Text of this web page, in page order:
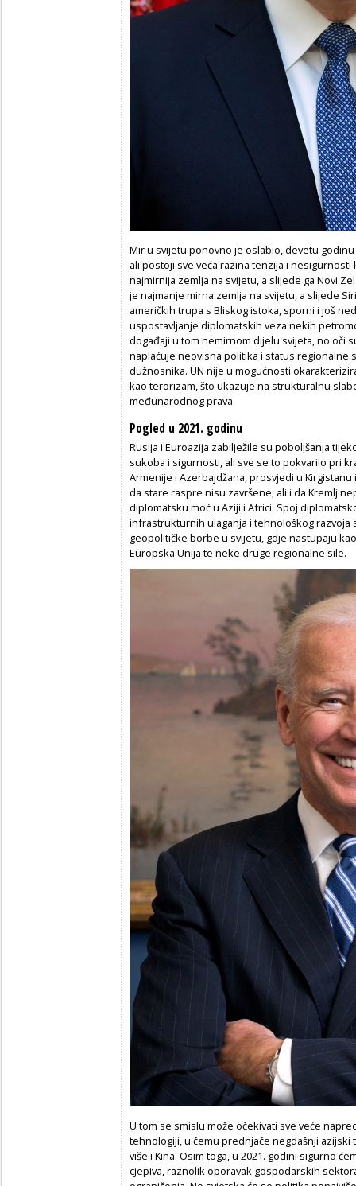
Mir u svijetu ponovno je oslabio, devetu
ali postoji sve veća razina tenzija i
najmirnija zemlja na svijetu, a slijede ga Novi
je najmanje mirna zemlja na svijetu, a slijede
američkih trupa s Bliskog istoka, sporni i još
uspostavljanje diplomatskih veza nekih
događaji u tom nemirnom dijelu svijeta, no oči
naplaćuje neovisna politika i status regionalne
dužnosnika. UN nije u mogućnosti
kao terorizam, što ukazuje na strukturalnu
međunarodnog prava.
Pogled u 2021. godinu
Rusija i Euroazija zabilježile su poboljšanja
sukoba i sigurnosti, ali sve se to pokvarilo pri
Armenije i Azerbajdžana, prosvjedi u
da stare raspre nisu završene, ali i da Kremlj
diplomatsku moć u Aziji i Africi. Spoj
infrastrukturnih ulaganja i tehnološkog razvoja
geopolitičke borbe u svijetu, gdje nastupaju
Europska Unija te neke druge regionalne sile.
U tom se smislu može očekivati sve veće
tehnologiji, u čemu prednjače negdašnji azijski
više i Kina. Osim toga, u 2021. godini sigurno
cjepiva, raznolik oporavak gospodarskih